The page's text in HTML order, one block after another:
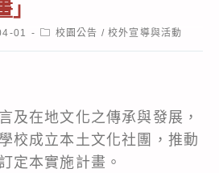
01
Post校園公告 / 校外宣導與活動
及在地文化之傳承與發展，
校成立本土文化社團，推動
定本實施計畫。